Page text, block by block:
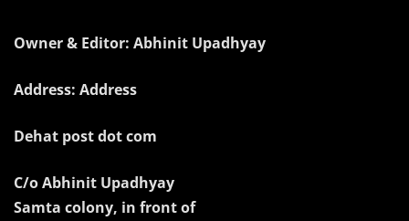
Owner & Editor: Abhinit Upadhyay
Address: Address
Dehat post dot com
C/o Abhinit Upadhyay
Samta colony, in front of